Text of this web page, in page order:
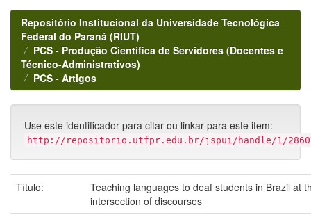
Repositório Institucional da Universidade Tecnológica
Federal do Paraná (RIUT)
PCS - Produção Científica de Servidores (Docentes e
Técnico-Administrativos)
PCS - Artigos
Use este identificador para citar ou linkar para este item:
http://repositorio.utfpr.edu.br/jspui/handle/1/
Título:
Teaching languages to deaf students in Brazil at
intersection of discourses